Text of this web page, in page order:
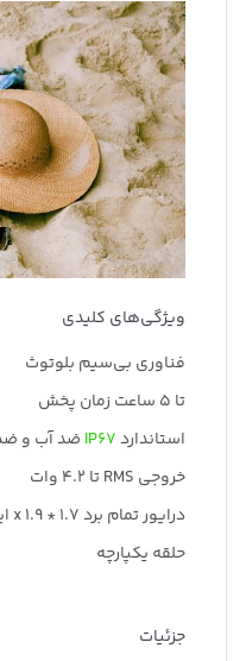
ویژگی‌های کلیدی
فناوری بی‌سیم بلوتوث
تا 5 ساعت زمان پخش
استانداردIP67 ضد آب و ضد
خروجی RMS تا 4.2 وات
درایور تمام برد 1.7 * x 1.9 اینچی
حلقه یکپارچه
جزئیات